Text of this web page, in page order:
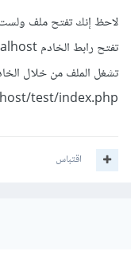
لاحظ إنك تفتح ملف
تشغل الملف من خلال
test/index.php
اقتباس